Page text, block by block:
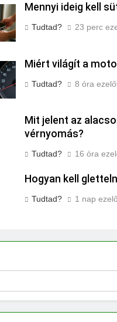
Mennyi ideig kell
Tudtad? 23 perc
Miért világít a
Tudtad? 8 óra
Mit jelent az
vérnyomás?
Tudtad? 16 óra
Hogyan kell
Tudtad? 1 nap